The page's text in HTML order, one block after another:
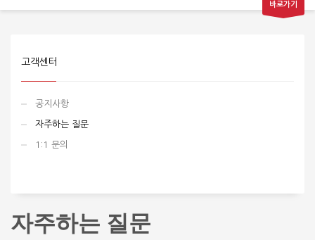
바로가기
고객센터
공지사항
자주하는 질문
1:1 문의
자주하는 질문